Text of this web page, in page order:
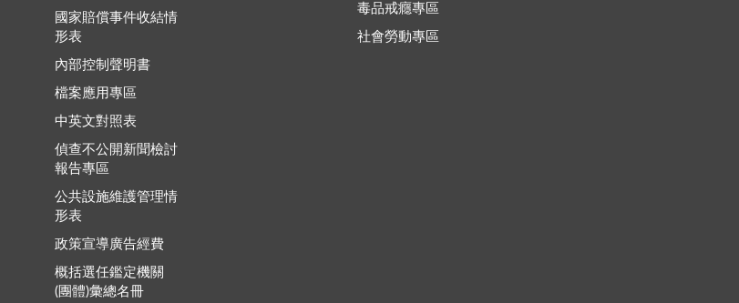
國家賠償事件收結情
形表
內部控制聲明書
檔案應用專區
中英文對照表
偵查不公開新聞檢討
報告專區
公共設施維護管理情
形表
政策宣導廣告經費
概括選任鑑定機關
(團體)彙總名冊
毒品戒癮專區
社會勞動專區